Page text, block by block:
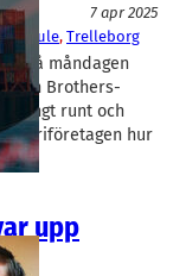
7 apr 2025
, Thule, Trelleborg
på måndagen
Brothers-
ringt runt och
hur
upp